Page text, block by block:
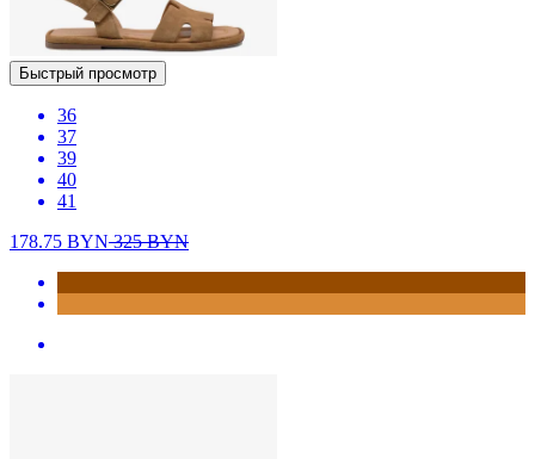
Быстрый просмотр
36
37
39
40
41
178.75 BYN325BYN